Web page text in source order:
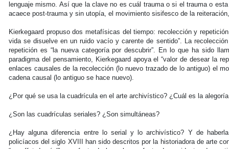
lenguaje mismo. Así que la clave no es cuál trauma o si el trauma o
acaece post-trauma y sin utopía, el movimiento sisifesco de la
Kierkegaard propuso dos metafísicas del tiempo: recolección y
vida se disuelve en un ruido vacío y carente de sentido”. La
repetición es “la nueva categoría por descubrir”. En lo que ha sido
paradigma del pensamiento, Kierkegaard apoya el “valor de desear la
enlaces causales de la recolección (lo nuevo trazado de lo antiguo) el
cadena causal (lo antiguo se hace nuevo).
¿Por qué se usa la cuadrícula en el arte archivístico? ¿Cuál es la
¿Son las cuadrículas seriales? ¿Son simultáneas?
¿Hay alguna diferencia entre lo serial y lo archivístico? Y de
policíacos del siglo XVIII han sido descritos por la historiadora de arte